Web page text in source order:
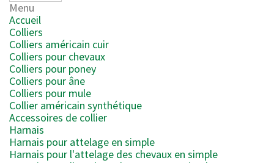
Menu
Accueil
Colliers
Colliers américain cuir
Colliers pour chevaux
Colliers pour poney
Colliers pour âne
Colliers pour mule
Collier américain synthétique
Accessoires de collier
Harnais
Harnais pour attelage en simple
Harnais pour l'attelage des chevaux en simple